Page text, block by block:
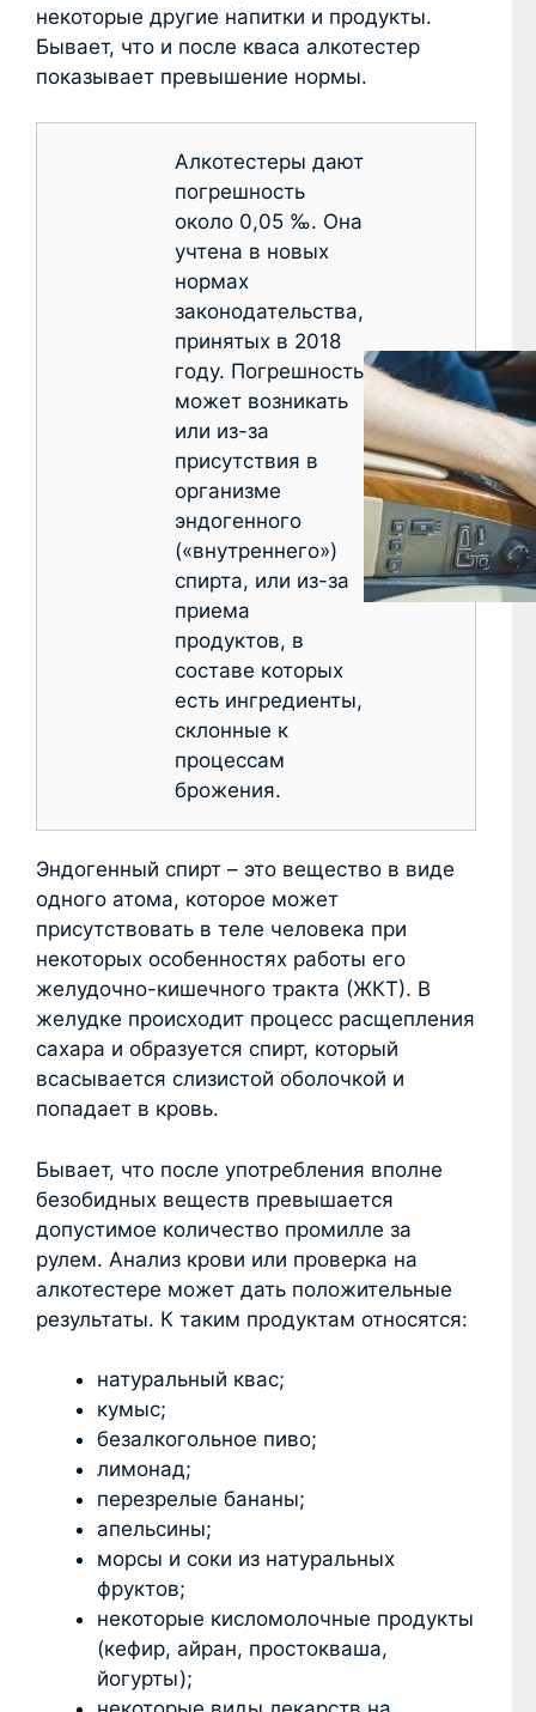
некоторые другие напитки и продукты.
Бывает, что и после кваса алкотестер
показывает превышение нормы.
Алкотестеры дают
погрешность
около 0,05 ‰. Она
учтена в новых
нормах
законодательства,
принятых в 2018
году. Погрешность
может возникать
или из-за
присутствия в
организме
эндогенного
(«внутреннего»)
спирта, или из-за
приема
продуктов, в
составе которых
есть ингредиенты,
склонные к
процессам
брожения.
Эндогенный спирт – это вещество в виде
одного атома, которое может
присутствовать в теле человека при
некоторых особенностях работы его
желудочно-кишечного тракта (ЖКТ). В
желудке происходит процесс расщепления
сахара и образуется спирт, который
всасывается слизистой оболочкой и
попадает в кровь.
Бывает, что после употребления вполне
безобидных веществ превышается
допустимое количество промилле за
рулем. Анализ крови или проверка на
алкотестере может дать положительные
результаты. К таким продуктам относятся:
натуральный квас;
кумыс;
безалкогольное пиво;
лимонад;
перезрелые бананы;
апельсины;
морсы и соки из натуральных
фруктов;
некоторые кисломолочные продукты
(кефир, айран, простокваша,
йогурты);